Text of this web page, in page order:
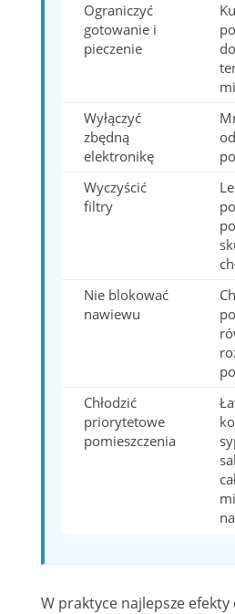
Ograniczyć
gotowanie i
pieczenie
Wyłączyć
zbędną
elektronikę
Wyczyścić
filtry
Nie blokować
nawiewu
Chłodzić
priorytetowe
pomieszczenia
W praktyce najlepsze